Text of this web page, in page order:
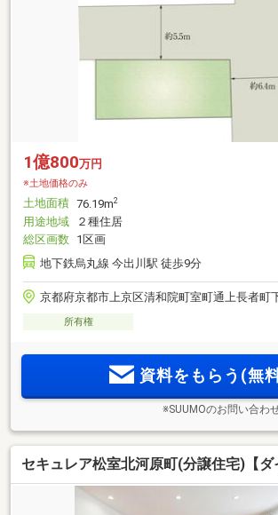
1億800万円
※土地価格のみ
土地面積 76.19m2
用途地域
２種住居
総区画数 1区画
地下鉄烏丸線 今出川駅 徒歩9分
京都府京都市上京区清和院町室町通上長者町
所有権
資料をもらう(無
※SUUMOのお問い合わ
セキュレア松室北河原町(分譲住宅)【ダ